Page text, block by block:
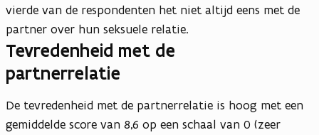
vierde van de respondenten het niet altijd eens met de
partner over hun seksuele relatie.
Tevredenheid met de
partnerrelatie
De tevredenheid met de partnerrelatie is hoog met een
gemiddelde score van 8,6 op een schaal van 0 (zeer